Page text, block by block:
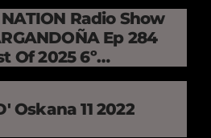
NATION Radio Show
Ep 284
Of 2025 6º
Oskana 11 2022